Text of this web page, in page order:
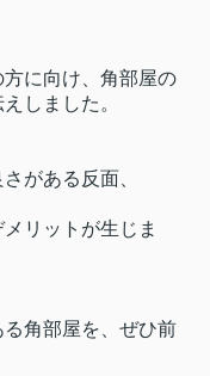
に向け、角部屋の
しました。
がある反面、
リットが生じま
角部屋を、ぜひ前